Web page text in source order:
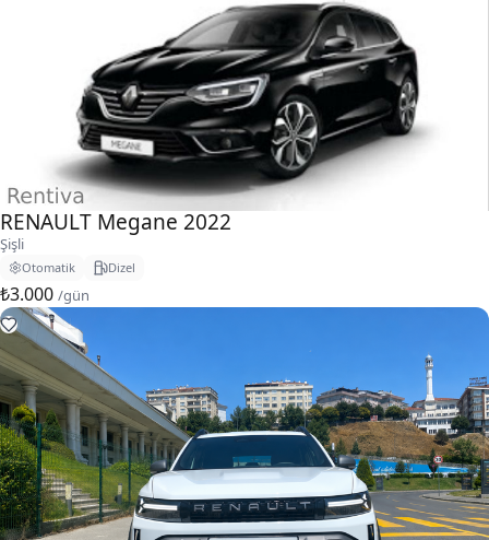
RENAULT Megane 2022
Şişli
Otomatik Dizel
₺3.000 /gün